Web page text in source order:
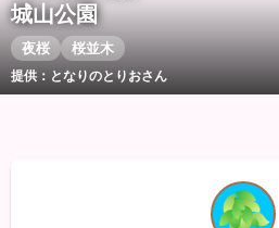
城山公園
夜桜 桜並木
提供：となりのとりおさん